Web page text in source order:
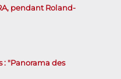
pendant Roland-
: "Panorama des